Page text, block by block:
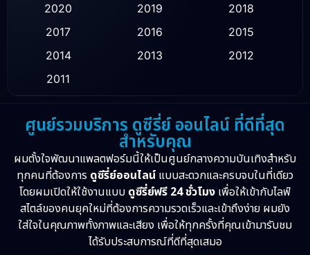
Fantasy จินตนาการ
History ประวัติศาสตร์
Inspirational แรงบันดาลใจ
Love (2)
Melodrama (2)
Mystery ลึกลับ
2020
2019
2018
2017
2016
2015
2014
2013
2012
2011
ศูนย์รวมบริการ ดูซีรี่ย์ ออนไลน์ ที่ดีที่สุด
สำหรับคุณ
ผมตั้งใจพัฒนาแพลตฟอร์มนี้ให้เป็นศูนย์กลางความบันเทิงสำหรับ
ทุกคนที่ต้องการ ดูซีรี่ย์ออนไลน์ แบบสะดวกและครบจบในที่เดียว
โดยผมเปิดให้ใช้งานแบบ ดูซีรี่ย์ฟรี 24 ชั่วโมง เพื่อให้เข้ากับไลฟ์
สไตล์ของคนยุคใหม่ที่ต้องการความรวดเร็วและเข้าถึงง่าย ผมยัง
ใส่ใจในคุณภาพทั้งภาพและเสียง เพื่อให้ทุกครั้งที่คุณเข้ามารับชม
ได้รับประสบการณ์ที่ดีที่สุดเสมอ